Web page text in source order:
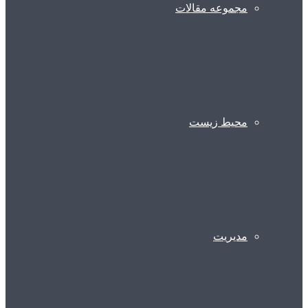
مجموعه مقالات
محیط زیست
مدیریت